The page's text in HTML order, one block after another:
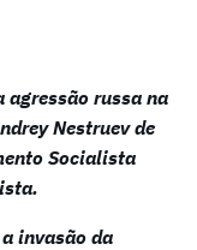
russa na
Nestruev de
Socialista
invasão da